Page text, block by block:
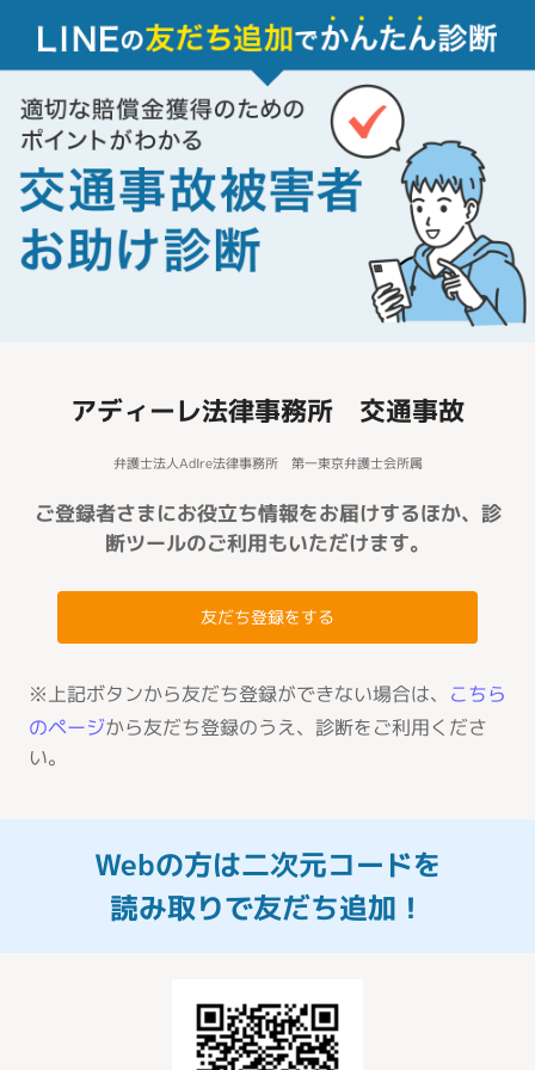
アディーレ法律事務所 交通事故
弁護士法人AdIre法律事務所 第一東京弁護士会所属
ご登録者さまにお役立ち情報をお届けするほか、診
断ツールのご利用もいただけます。
友だち登録をする
※上記ボタンから友だち登録ができない場合は、 こちら
のページから友だち登録のうえ、診断をご利用くださ
い。
Webの方は二次元コードを
読み取りで友だち追加！